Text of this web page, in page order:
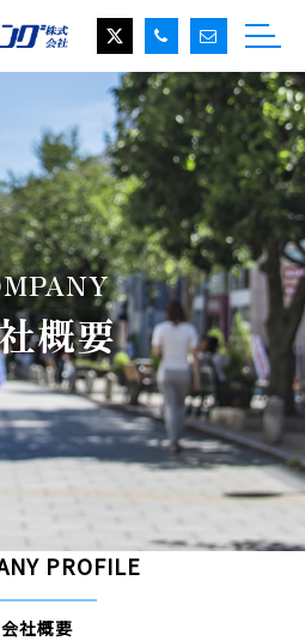
概要
PROFILE
会社概要